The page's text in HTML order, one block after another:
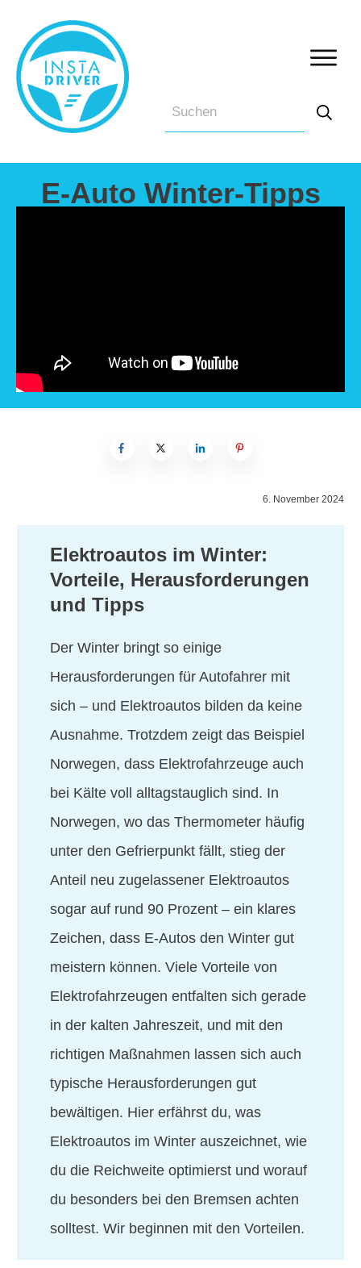
E-Auto Winter-Tipps
6. November 2024
Elektroautos im Winter:
Vorteile, Herausforderungen
und Tipps
Der Winter bringt so einige
Herausforderungen für Autofahrer mit
sich – und Elektroautos bilden da keine
Ausnahme. Trotzdem zeigt das Beispiel
Norwegen, dass Elektrofahrzeuge auch
bei Kälte voll alltagstauglich sind. In
Norwegen, wo das Thermometer häufig
unter den Gefrierpunkt fällt, stieg der
Anteil neu zugelassener Elektroautos
sogar auf rund 90 Prozent – ein klares
Zeichen, dass E-Autos den Winter gut
meistern können. Viele Vorteile von
Elektrofahrzeugen entfalten sich gerade
in der kalten Jahreszeit, und mit den
richtigen Maßnahmen lassen sich auch
typische Herausforderungen gut
bewältigen. Hier erfährst du, was
Elektroautos im Winter auszeichnet, wie
du die Reichweite optimierst und worauf
du besonders bei den Bremsen achten
solltest. Wir beginnen mit den Vorteilen.